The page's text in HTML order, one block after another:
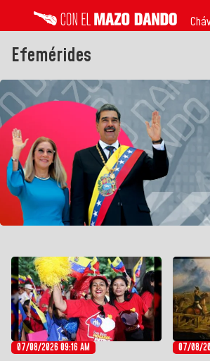
Efemérides
07/08/2026 09:16 AM 07/08/